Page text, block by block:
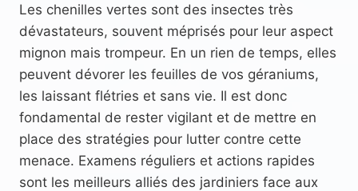
Les chenilles vertes sont des insectes très
dévastateurs, souvent méprisés pour leur aspect
mignon mais trompeur. En un rien de temps, elles
peuvent dévorer les feuilles de vos géraniums,
les laissant flétries et sans vie. Il est donc
fondamental de rester vigilant et de mettre en
place des stratégies pour lutter contre cette
menace. Examens réguliers et actions rapides
sont les meilleurs alliés des jardiniers face aux